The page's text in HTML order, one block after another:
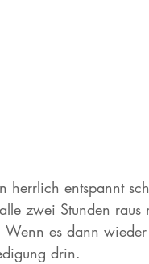
herrlich entspannt
zwei Stunden
Wenn es dann
drin.